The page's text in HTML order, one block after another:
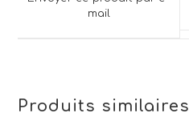
new
mail
Produits similaires